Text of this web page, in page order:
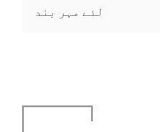
لئے مہر بند